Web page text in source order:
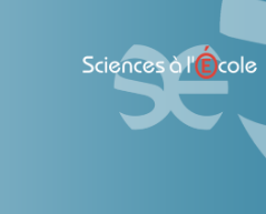
Promotion
EN